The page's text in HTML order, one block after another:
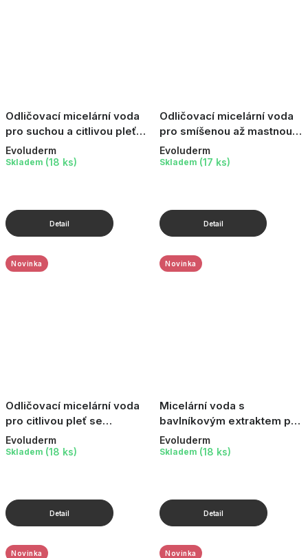
Odličovací micelární voda
pro suchou a citlivou pleť,
250 ml
Evoluderm
Skladem (18 ks)
Odličovací micelární voda
pro smíšenou až mastnou
pleť, 250 ml
Evoluderm
Skladem (17 ks)
Odličovací micelární voda
pro citlivou pleť se
sklonem k zarudnutí, 250
ml
Novinka
Evoluderm
Skladem (18 ks)
Micelární voda s
bavlníkovým extraktem pro
suchou a citlivou pleť, 750
ml
Novinka
Evoluderm
Skladem (18 ks)
Novinka Novinka